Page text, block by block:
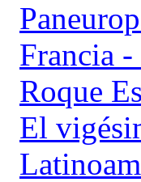
Francia
Roque
El